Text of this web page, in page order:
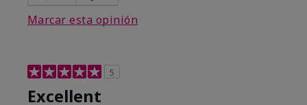
Marcar esta opinión
5
Excellent